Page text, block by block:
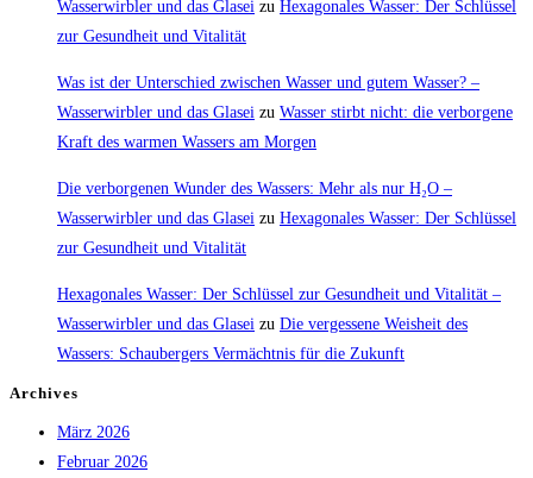
Wasserwirbler und das Glasei zu Hexagonales Wasser: Der Schlüssel
zur Gesundheit und Vitalität
Was ist der Unterschied zwischen Wasser und gutem Wasser? –
Wasserwirbler und das Glasei zu Wasser stirbt nicht: die verborgene
Kraft des warmen Wassers am Morgen
Die verborgenen Wunder des Wassers: Mehr als nur H₂O –
Wasserwirbler und das Glasei zu Hexagonales Wasser: Der Schlüssel
zur Gesundheit und Vitalität
Hexagonales Wasser: Der Schlüssel zur Gesundheit und Vitalität –
Wasserwirbler und das Glasei zu Die vergessene Weisheit des
Wassers: Schaubergers Vermächtnis für die Zukunft
Archives
März 2026
Februar 2026